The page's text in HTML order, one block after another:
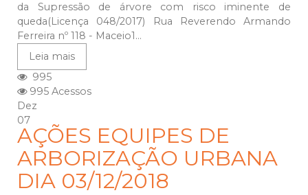
da Supressão de árvore com risco iminente de
queda(Licença 048/2017) Rua Reverendo Armando
Ferreira nº 118 - Maceio1...
Leia mais
995
995 Acessos
Dez
07
AÇÕES EQUIPES DE
ARBORIZAÇÃO URBANA
DIA 03/12/2018